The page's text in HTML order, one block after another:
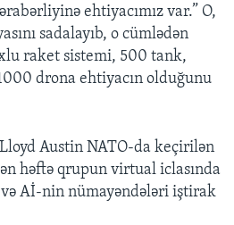
ehtiyacımız var.” O,
sadalayıb, o cümlədən
raket sistemi, 500 tank,
drona ehtiyacın olduğunu
Austin NATO-da keçirilən
həftə qrupun virtual iclasında
Aİ-nin nümayəndələri iştirak